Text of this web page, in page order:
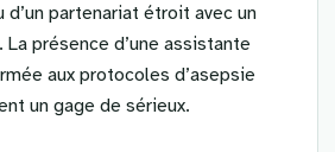
partenariat étroit avec un
présence d’une assistante
aux protocoles d’asepsie
un gage de sérieux.